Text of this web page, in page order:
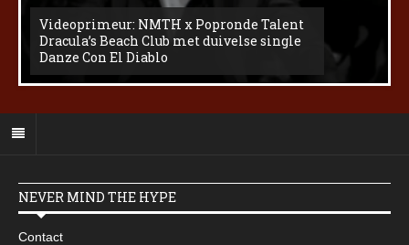
Videoprimeur: NMTH x Popronde Talent
Dracula’s Beach Club met duivelse single
Danze Con El Diablo
NEVER MIND THE HYPE
Contact